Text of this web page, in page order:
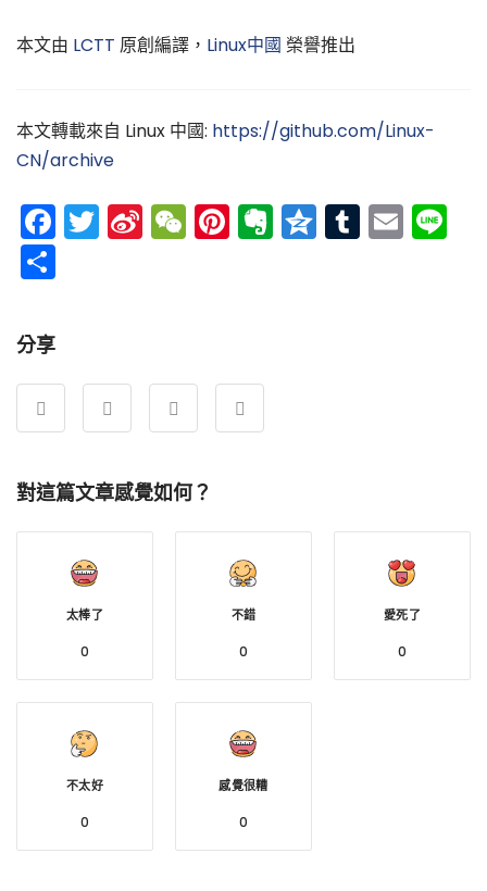
本文由 LCTT 原創編譯， Linux中國 榮譽推出
本文轉載來自 Linux 中國: https://github.com/Linux-
CN/archive
Facebook
Twitter
Sina
Weibo
WeChat
Pinterest
Evernote
Qzone
Tumblr
分享
對這篇文章感覺如何？
太棒了
0
不錯
0
愛死了
0
不太好
0
感覺很糟
0